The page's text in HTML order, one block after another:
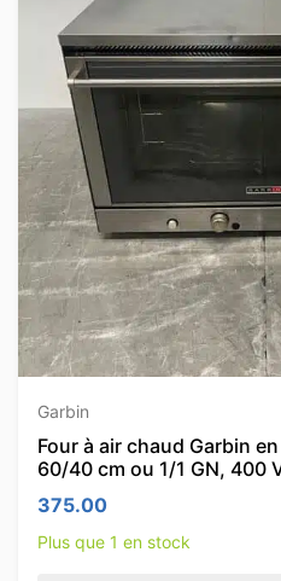
Garbin
Four à air chaud Garbin
60/40 cm ou 1/1 GN, 400
375.00
Plus que 1 en stock